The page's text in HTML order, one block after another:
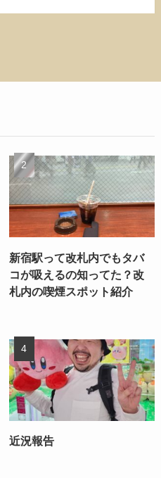
新宿駅って改札内でもタバ
コが吸えるの知ってた？改
札内の喫煙スポット紹介
近況報告